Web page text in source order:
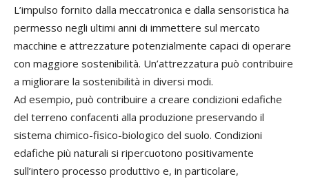
L’impulso fornito dalla meccatronica e dalla sensoristica ha
permesso negli ultimi anni di immettere sul mercato
macchine e attrezzature potenzialmente capaci di operare
con maggiore sostenibilità. Un’attrezzatura può contribuire
a migliorare la sostenibilità in diversi modi.
Ad esempio, può contribuire a creare condizioni edafiche
del terreno confacenti alla produzione preservando il
sistema chimico-fisico-biologico del suolo. Condizioni
edafiche più naturali si ripercuotono positivamente
sull’intero processo produttivo e, in particolare,